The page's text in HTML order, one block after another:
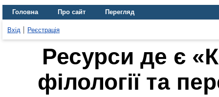
Головна Про сайт Перегляд
Вхід Реєстрація
Ресурси де є
філології та